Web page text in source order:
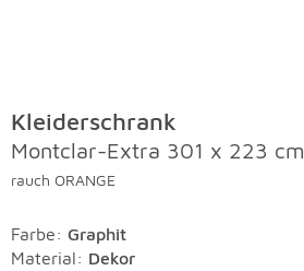
Kleiderschrank
Montclar-Extra 301 x 223 cm
rauch ORANGE
Farbe: Graphit
Material: Dekor